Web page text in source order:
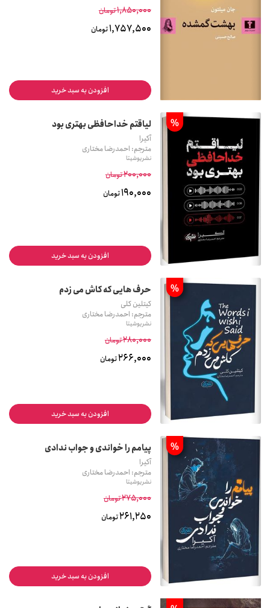
1,850,000تومان
1,757,500تومان
افزودن به سبد خرید
% لیاقتم خداحافظی بهتری بود
آکیرا
مترجم: احمدرضا مختاری
نشر یوشیتا
200,000تومان
190,000تومان
افزودن به سبد خرید
% حرف هایی که کاش می زدم
کیتلین کلی
مترجم: احمدرضا مختاری
نشر یوشیتا
280,000تومان
266,000تومان
افزودن به سبد خرید
% پیامم را خواندی و جواب ندادی
آکیرا
مترجم: احمدرضا مختاری
نشر یوشیتا
275,000تومان
261,250تومان
افزودن به سبد خرید